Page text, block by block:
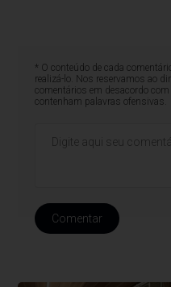
* O conteúdo de cada
realizá-lo. Nos reservamos ao
comentários em desacordo
contenham palavras ofensivas.
Comentar